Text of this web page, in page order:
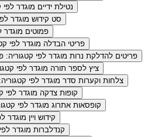
נטילת ידיים מוגדר לפי
סט קידוש מוגדר
פמוטים מוגדר
פריטי הבדלה מוגדר לפי
פריטים להדלקת נרות מוגדר לפי קטגוריה:
ציץ לספר תורה מוגדר לפי
צלחות וקערות סדר מוגדר לפי
קופות צדקה מוגדר לפי
קופסאות אתרוג מוגדר לפי
קידוש ויין מוגדר
קנדלברות מוגדר